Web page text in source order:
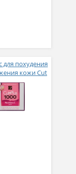
для похудения
кожи Cut
ResVera C 30